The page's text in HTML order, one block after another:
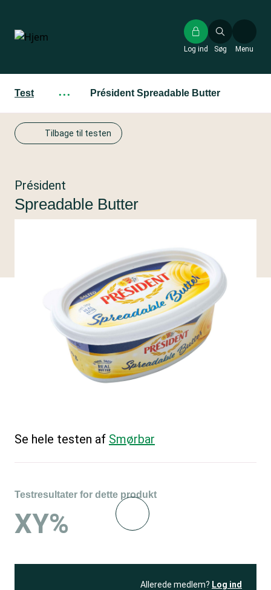
hovedindhold
Søg
Log ind Menu
Test ··· Président Spreadable Butter
Tilbage til testen
Président
Spreadable Butter
Se hele testen af Smørbar
Testresultater for dette produkt
XY%
Allerede medlem? Log ind